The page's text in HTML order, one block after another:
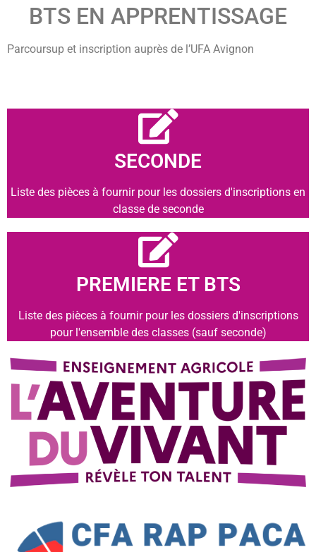
BTS EN APPRENTISSAGE
Parcoursup et inscription auprès de l’UFA Avignon
SECONDE
Liste des pièces à fournir pour les dossiers d'inscriptions en
classe de seconde
PREMIERE ET BTS
Liste des pièces à fournir pour les dossiers d'inscriptions
pour l'ensemble des classes (sauf seconde)